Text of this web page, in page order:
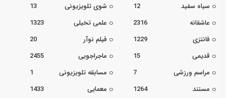
سیاه سفید
12 شوی تلویزیونی
13
عاشقانه
2316 علمی تخیلی
1323
فانتزی
1229 فیلم نوآر
20
قدیمی
15 ماجراجویی
2455
مراسم ورزشی
7 مسابقه تلویزیونی
1
مستند
1264 معمایی
1433